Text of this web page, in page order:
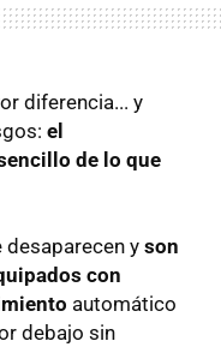
diferencia... y
el
de lo que
desaparecen yson
con
automático
debajo sin